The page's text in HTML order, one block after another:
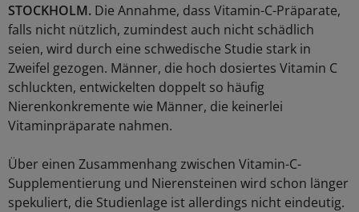
STOCKHOLM. Die Annahme, dass Vitamin-C-Präparate,
falls nicht nützlich, zumindest auch nicht schädlich
seien, wird durch eine schwedische Studie stark in
Zweifel gezogen. Männer, die hoch dosiertes Vitamin C
schluckten, entwickelten doppelt so häufig
Nierenkonkremente wie Männer, die keinerlei
Vitaminpräparate nahmen.
Über einen Zusammenhang zwischen Vitamin-C-
Supplementierung und Nierensteinen wird schon länger
spekuliert, die Studienlage ist allerdings nicht eindeutig.